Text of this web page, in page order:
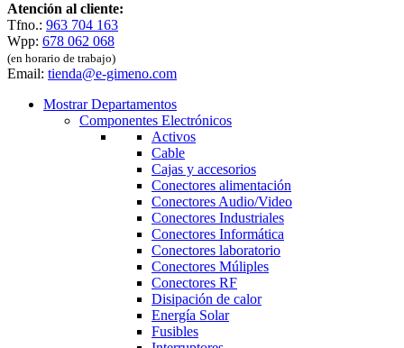
Atención al cliente:
Tfno.: 963 704 163
Wpp: 678 062 068
(en horario de trabajo)
Email: tienda@e-gimeno.com
Mostrar Departamentos
Componentes Electrónicos
Activos
Cable
Cajas y accesorios
Conectores alimentación
Conectores Audio/Video
Conectores Industriales
Conectores Informática
Conectores laboratorio
Conectores Múliples
Conectores RF
Disipación de calor
Energía Solar
Fusibles